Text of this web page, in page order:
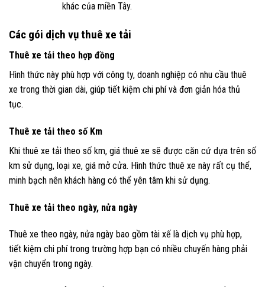
khác của miền Tây.
Các gói dịch vụ thuê xe tải
Thuê xe tải theo hợp đồng
Hình thức này phù hợp với công ty, doanh nghiệp có nhu cầu thuê
xe trong thời gian dài, giúp tiết kiệm chi phí và đơn giản hóa thủ
tục.
Thuê xe tải theo số Km
Khi thuê xe tải theo số km, giá thuê xe sẽ được căn cứ dựa trên số
km sử dụng, loại xe, giá mở cửa. Hình thức thuê xe này rất cụ thể,
minh bạch nên khách hàng có thể yên tâm khi sử dụng.
Thuê xe tải theo ngày, nửa ngày
Thuê xe theo ngày, nửa ngày bao gồm tài xế là dịch vụ phù hợp,
tiết kiệm chi phí trong trường hợp bạn có nhiều chuyến hàng phải
vận chuyển trong ngày.